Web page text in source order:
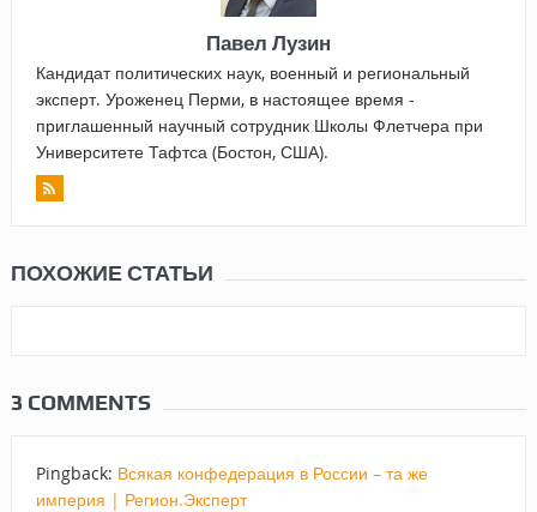
Павел Лузин
Кандидат политических наук, военный и региональный
эксперт. Уроженец Перми, в настоящее время -
приглашенный научный сотрудник Школы Флетчера при
Университете Тафтса (Бостон, США).
ПОХОЖИЕ СТАТЬИ
3 COMMENTS
Pingback: Всякая конфедерация в России – та же
империя | Регион.Эксперт